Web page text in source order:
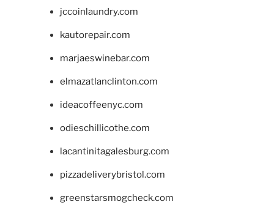
jccoinlaundry.com
kautorepair.com
marjaeswinebar.com
elmazatlanclinton.com
ideacoffeenyc.com
odieschillicothe.com
lacantinitagalesburg.com
pizzadeliverybristol.com
greenstarsmogcheck.com